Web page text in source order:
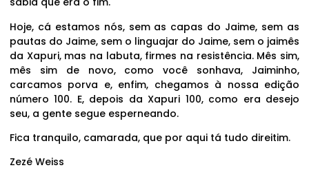
Hoje, cá estamos nós, sem as capas do Jaime, sem as
pautas do Jaime, sem o linguajar do Jaime, sem o jaimês
da Xapuri, mas na labuta, firmes na resistência. Mês sim,
mês sim de novo, como você sonhava, Jaiminho,
carcamos porva e, enfim, chegamos à nossa edição
número 100. E, depois da Xapuri 100, como era desejo
seu, a gente segue esperneando.
Fica tranquilo, camarada, que por aqui tá tudo direitim.
Zezé Weiss